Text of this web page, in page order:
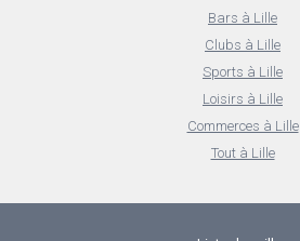
Bars à Lille
Clubs à Lille
Sports à Lille
Loisirs à Lille
Commerces à Lille
Tout à Lille